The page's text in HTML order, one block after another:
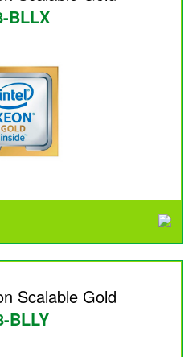
BLLX
Scalable Gold
BLLY